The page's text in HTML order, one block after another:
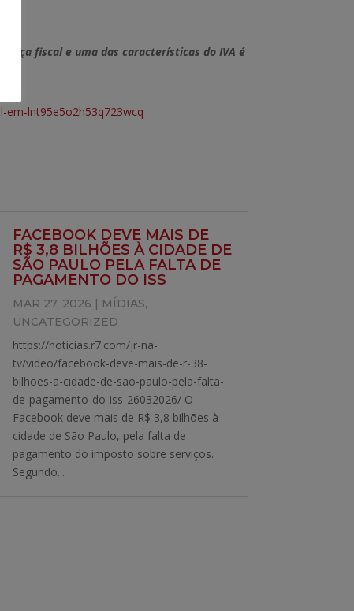
fiscal e uma das características do IVA é
lnt95e5o2h53q723wcq
FACEBOOK DEVE MAIS DE
R$ 3,8 BILHÕES À CIDADE DE
SÃO PAULO PELA FALTA DE
PAGAMENTO DO ISS
MAR 27, 2026 | MÍDIAS,
UNCATEGORIZED
https://noticias.r7.com/jr-na-
tv/video/facebook-deve-mais-de-r-38-
bilhoes-a-cidade-de-sao-paulo-pela-falta-
de-pagamento-do-iss-26032026/ O
Facebook deve mais de R$ 3,8 bilhões à
cidade de São Paulo, pela falta de
pagamento do imposto sobre serviços.
Segundo...